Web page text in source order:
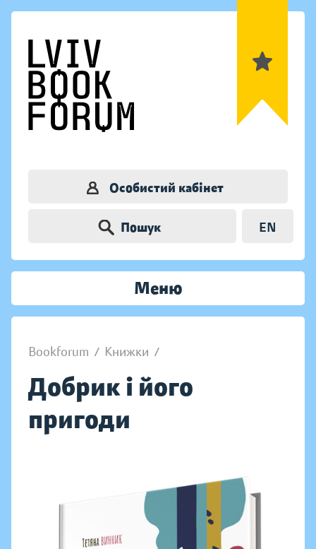
Особистий кабінет
Пошук EN
Меню
Bookforum / Книжки /
Добрик і його
пригоди